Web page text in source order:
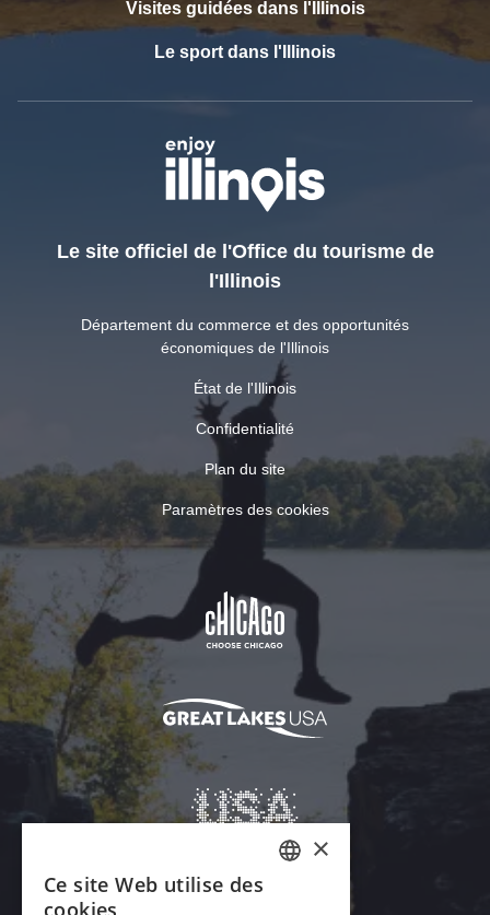
Visites guidées dans l'Illinois
Le sport dans l'Illinois
Le site officiel de l'Office du tourisme de
l'Illinois
Département du commerce et des opportunités
économiques de l'Illinois
État de l'Illinois
Confidentialité
Plan du site
Paramètres des cookies
×
Ce site Web utilise des
cookies